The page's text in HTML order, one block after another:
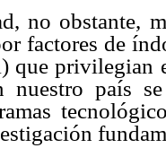
no obstante,
factores de
que privilegian
nuestro país